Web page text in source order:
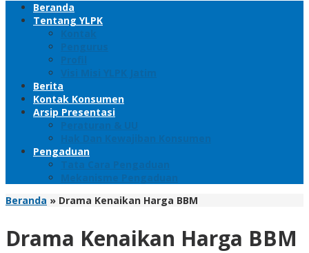
Beranda
Tentang YLPK
Kontak
Pengurus
Profil
Visi Misi YLPK Jatim
Berita
Kontak Konsumen
Arsip Presentasi
Peraturan & UU
Hak Dan Kewajiban Konsumen
Pengaduan
Tata Cara Pengaduan
Mekanisme Pengaduan
Beranda » Drama Kenaikan Harga BBM
Drama Kenaikan Harga BBM